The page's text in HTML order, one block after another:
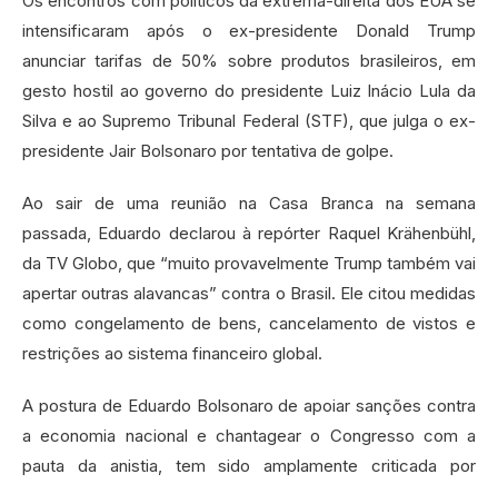
intensificaram após o ex-presidente Donald Trump
anunciar tarifas de 50% sobre produtos brasileiros, em
gesto hostil ao governo do presidente Luiz Inácio Lula da
Silva e ao Supremo Tribunal Federal (STF), que julga o ex-
presidente Jair Bolsonaro por tentativa de golpe.
Ao sair de uma reunião na Casa Branca na semana
passada, Eduardo declarou à repórter Raquel Krähenbühl,
da TV Globo, que “muito provavelmente Trump também vai
apertar outras alavancas” contra o Brasil. Ele citou medidas
como congelamento de bens, cancelamento de vistos e
restrições ao sistema financeiro global.
A postura de Eduardo Bolsonaro de apoiar sanções contra
a economia nacional e chantagear o Congresso com a
pauta da anistia, tem sido amplamente criticada por